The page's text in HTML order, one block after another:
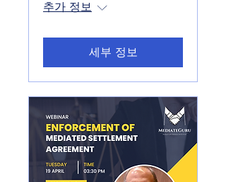
추가 정보
세부 정보